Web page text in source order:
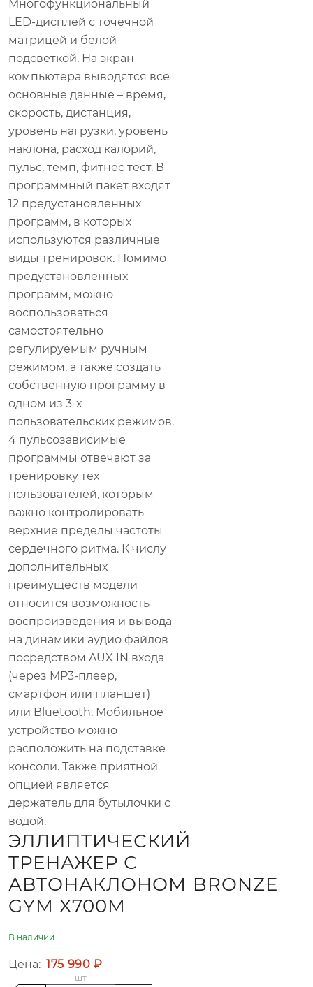
Многофункциональный
LED-дисплей с точечной
матрицей и белой
подсветкой. На экран
компьютера выводятся все
основные данные – время,
скорость, дистанция,
уровень нагрузки, уровень
наклона, расход калорий,
пульс, темп, фитнес тест. В
программный пакет входят
12 предустановленных
программ, в которых
используются различные
виды тренировок. Помимо
предустановленных
программ, можно
воспользоваться
самостоятельно
регулируемым ручным
режимом, а также создать
собственную программу в
одном из 3-х
пользовательских режимов.
4 пульсозависимые
программы отвечают за
тренировку тех
пользователей, которым
важно контролировать
верхние пределы частоты
сердечного ритма. К числу
дополнительных
преимуществ модели
относится возможность
воспроизведения и вывода
на динамики аудио файлов
посредством AUX IN входа
(через MP3-плеер,
смартфон или планшет)
или Bluetooth. Мобильное
устройство можно
расположить на подставке
консоли. Также приятной
опцией является
держатель для бутылочки с
водой.
ЭЛЛИПТИЧЕСКИЙ
ТРЕНАЖЕР С
АВТОНАКЛОНОМ BRONZE
GYM X700M
В наличии
Цена: 175 990 ₽
шт